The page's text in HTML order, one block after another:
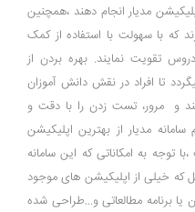
مدیار انجام دهند ،همچنین
که با سهولت با استفاده از کمک
تقویت نمایند. بهره بردن از
تا افراد در نقش دانش آموزان
و مرور، تست زدن را با دقت و
سامانه مدیار از بهترین اپلیکیشن
توجه به امکاناتی که این سامانه
که خیلی از اپلیکیشن های موجود
یا برنامه مطالعاتی و...طراحی شده